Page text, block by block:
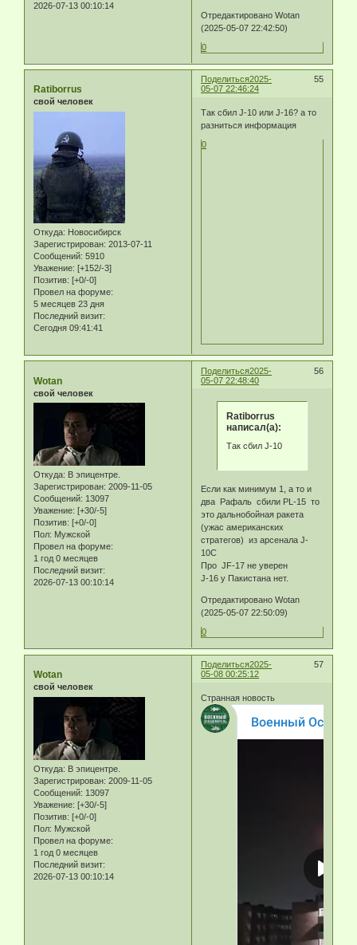
2026-07-13 00:10:14
Отредактировано Wotan
(2025-05-07 22:42:50)
0
Поделиться 55
2025-
05-07 22:46:24
Ratiborrus
свой человек
Откуда: Новосибирск
Зарегистрирован: 2013-07-11
Сообщений: 5910
Уважение: [+152/-3]
Позитив: [+0/-0]
Провел на форуме:
5 месяцев 23 дня
Последний визит:
Сегодня 09:41:41
Так сбил J-10 или J-16? а то
разниться информация
0
Поделиться 56
2025-
05-07 22:48:40
Wotan
свой человек
Откуда: В эпицентре.
Зарегистрирован: 2009-11-05
Сообщений: 13097
Уважение: [+30/-5]
Позитив: [+0/-0]
Пол: Мужской
Провел на форуме:
1 год 0 месяцев
Последний визит:
2026-07-13 00:10:14
Ratiborrus
написал(а):
Так сбил J-10
Если как минимум 1, а то и
два Рафаль сбили PL-15 то
это дальнобойная ракета
(ужас американских
стратегов) из арсенала J-
10С
Про JF-17 не уверен
J-16 у Пакистана нет.
Отредактировано Wotan
(2025-05-07 22:50:09)
0
Поделиться 57
2025-
05-08 00:25:12
Wotan
свой человек
Откуда: В эпицентре.
Зарегистрирован: 2009-11-05
Сообщений: 13097
Уважение: [+30/-5]
Позитив: [+0/-0]
Пол: Мужской
Провел на форуме:
1 год 0 месяцев
Последний визит:
2026-07-13 00:10:14
Странная новость